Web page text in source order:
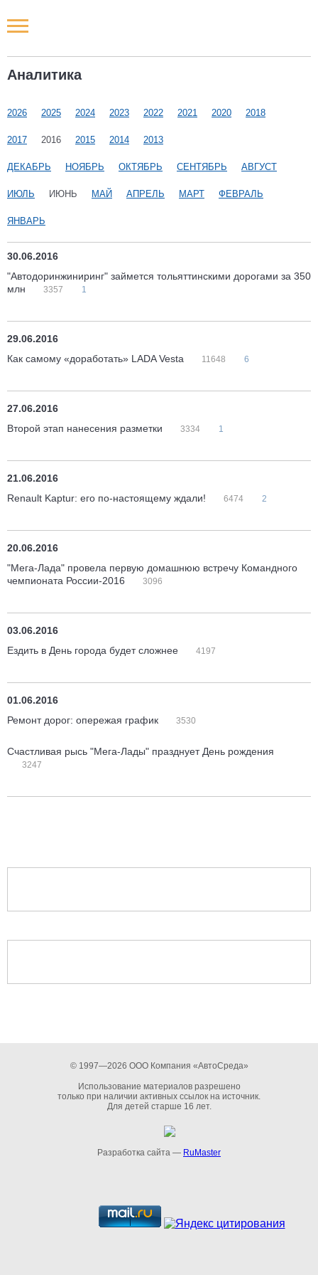
Аналитика
2026 2025 2024 2023 2022 2021 2020 2018
2017 2016 2015 2014 2013
ДЕКАБРЬ НОЯБРЬ ОКТЯБРЬ СЕНТЯБРЬ АВГУСТ
ИЮЛЬ ИЮНЬ МАЙ АПРЕЛЬ МАРТ ФЕВРАЛЬ
ЯНВАРЬ
30.06.2016
"Автодоринжиниринг" займется тольяттинскими дорогами за 350
млн
3357 1
29.06.2016
Как самому «доработать» LADA Vesta
11648 6
27.06.2016
Второй этап нанесения разметки
3334 1
21.06.2016
Renault Kaptur: его по-настоящему ждали!
6474 2
20.06.2016
"Мега-Лада" провела первую домашнюю встречу Командного
чемпионата России-2016
3096
03.06.2016
Ездить в День города будет сложнее
4197
01.06.2016
Ремонт дорог: опережая график
3530
Счастливая рысь "Мега-Лады" празднует День рождения
3247
© 1997—2026 ООО Компания «АвтоСреда»
Использование материалов разрешено
только при наличии активных ссылок на источник.
Для детей старше 16 лет.
Разработка сайта — RuMaster
Новости РФ
Наши мероприятия
Статьи